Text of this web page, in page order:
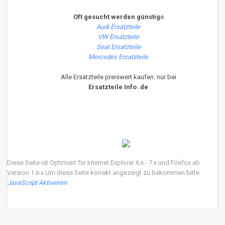
Oft gesucht werden günstige
Audi Ersatzteile
VW Ersatzteile
Seat Ersatzteile
Mercedes Ersatzteile
Alle Ersatzteile preiswert kaufen: nur bei
Ersatzteile Info .de
Diese Seite ist Optimiert für Internet Explorer 6.x - 7.x und Firefox ab
Version 1.6.x Um diese Seite korrekt angezeigt zu bekommen bitte
JavaScript Aktivieren